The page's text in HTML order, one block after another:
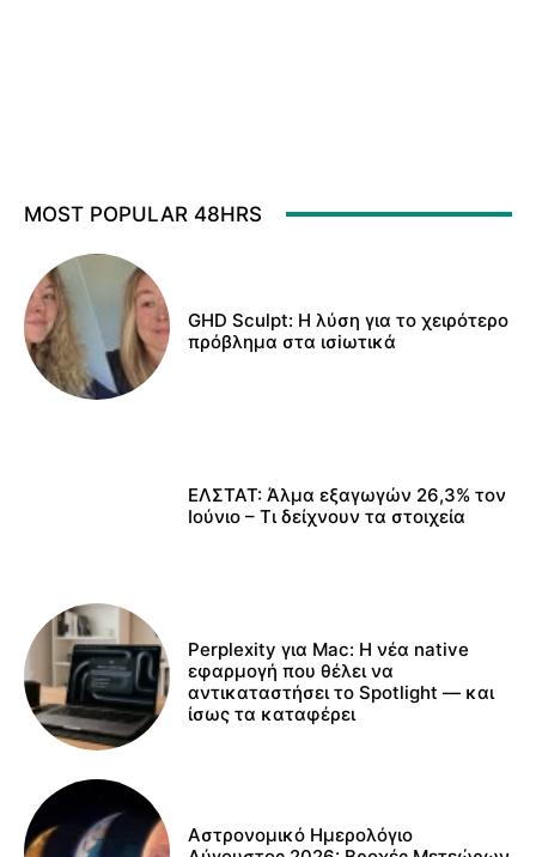
MOST POPULAR 48HRS
GHD Sculpt: Η λύση για το χειρότερο
πρόβλημα στα ισiωτικά
ΕΛΣΤΑΤ: Άλμα εξαγωγών 26,3% τον
Ιούνιο – Τι δείχνουν τα στοιχεία
Perplexity για Mac: Η νέα native
εφαρμογή που θέλει να
αντικαταστήσει το Spotlight — και
ίσως τα καταφέρει
Αστρονομικό Ημερολόγιο